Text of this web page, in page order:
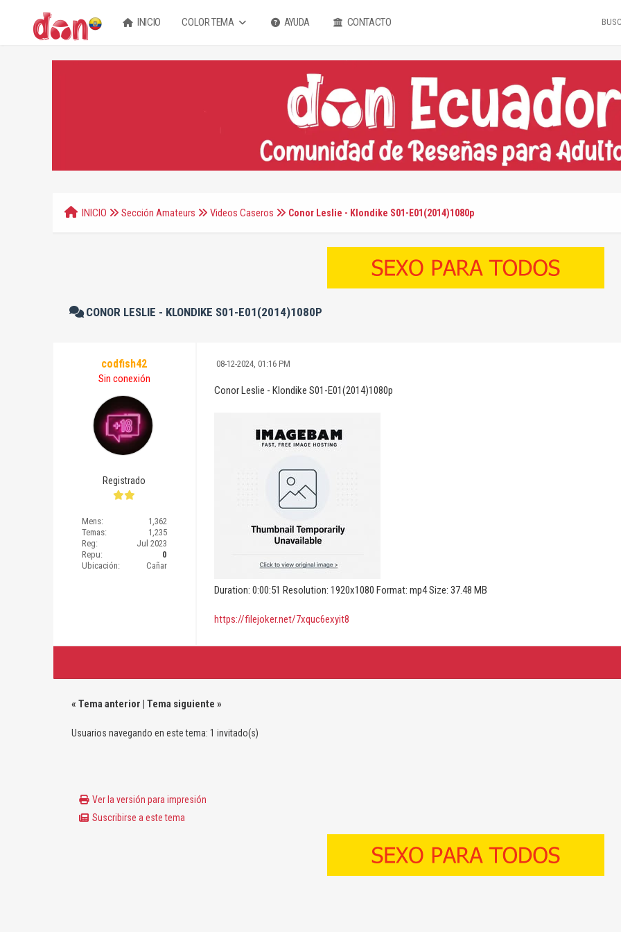
INICIO COLOR TEMA AYUDA CONTACTO
INICIO Sección Amateurs Videos Caseros Conor Leslie - Klondike S01-E01(2014)1080p
CONOR LESLIE - KLONDIKE S01-E01(2014)1080P
codfish42
Sin conexión
Registrado
Mens:
1,362
Temas:
1,235
Reg:
Jul 2023
Repu:
0
Ubicación:
Cañar
08-12-2024, 01:16 PM
Conor Leslie - Klondike S01-E01(2014)1080p
Duration: 0:00:51 Resolution: 1920x1080 Format: mp4 Size: 37.48 MB
https://filejoker.net/7xquc6exyit8
« Tema anterior | Tema siguiente »
Usuarios navegando en este tema: 1 invitado(s)
Ver la versión para impresión
Suscribirse a este tema